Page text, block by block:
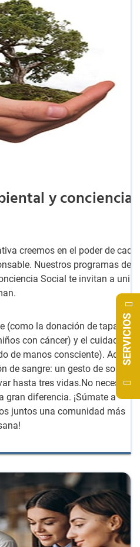
y conciencia
creemos en el poder de cada
Nuestros programas de
Social te invitan a
(como la donación de tapas
con cáncer) y el cuidado del
de manos consciente).
de sangre: un gesto de solo 30
hasta tres vidas.No necesitas
gran diferencia. ¡Súmate a
juntos una comunidad más
SERVICIOS